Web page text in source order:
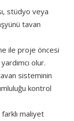
stüdyo veya
tavan
ile proje öncesi
olur.
sisteminin
kontrol
maliyet